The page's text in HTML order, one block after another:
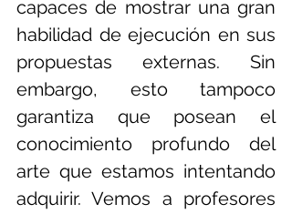
capaces de mostrar una gran
habilidad de ejecución en sus
propuestas externas. Sin
embargo, esto tampoco
garantiza que posean el
conocimiento profundo del
arte que estamos intentando
adquirir. Vemos a profesores